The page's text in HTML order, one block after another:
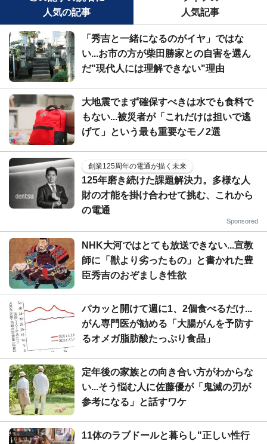
人気の記事
人気記事
「秀吉と一緒になるのがイヤ」ではな
い...お市の方が柴田勝家との自害を選ん
だ"現代人には理解できない"理由
大地震でまず確保すべきは水でも食料で
もない...被災者が「これだけは担いで逃
げて」という最も重要なモノ2選
創業125周年の電通が描く未来
125年磨き続けた課題解決力。多様な人
財の才能を掛け合わせて挑む、これから
の電通
Sponsored
NHK大河ではとても放送できない...宣教
師に「獣より劣ったもの」と書かれた豊
臣秀吉のおぞましき性欲
パカッと開けて週に1、2個食べるだけ...
がん専門医が勧める「大腸がんを予防す
るオメガ脂肪酸たっぷり食品」
定年後の家族との向き合い方がわからな
い...そう悩む人に佐藤優が「鬼滅の刃が
参考になる」と話すワケ
11体のラブドールと暮らし"正しい性行